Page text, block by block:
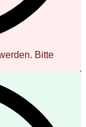
Bitte